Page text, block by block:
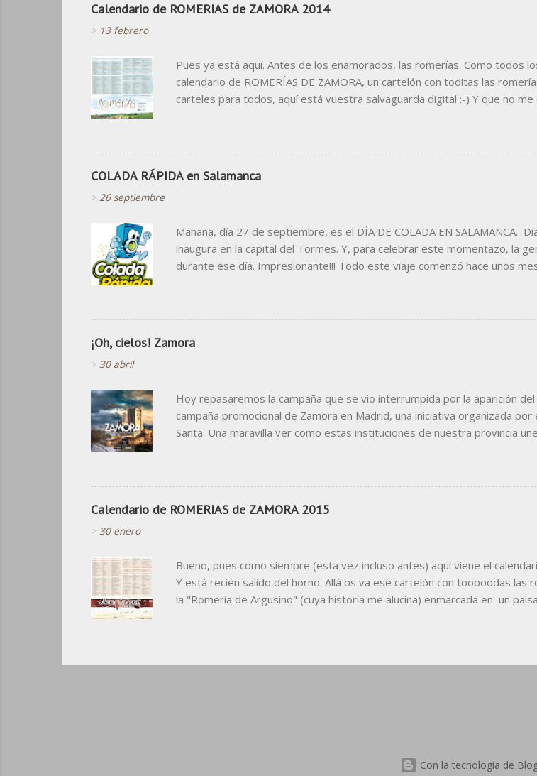
Calendario de ROMERIAS de ZAMORA 2014
> 13 febrero
Pues ya está aquí. Antes de los enamorados, las romerías. Como todos
calendario de ROMERÍAS DE ZAMORA, un cartelón con toditas las
carteles para todos, aquí está vuestra salvaguarda digital ;-) Y que no
calendario para algo que no sea vuestro uso personal (que alguno ya lo
COLADA RÁPIDA en Salamanca
> 26 septiembre
Mañana, día 27 de septiembre, es el DÍA DE COLADA EN SALAMANCA.
inaugura en la capital del Tormes. Y, para celebrar este momentazo, la
durante ese día. Impresionante!!! Todo este viaje comenzó hace unos
el principio, cosa que ojalá ocurriera todos los días :-) Con el nombre
colorista y de estilo cómic sobre la idea de una lavadora acelerá. Tras
¡Oh, cielos! Zamora
> 30 abril
Hoy repasaremos la campaña que se vio interrumpida por la aparición
campaña promocional de Zamora en Madrid, una iniciativa organizada
Santa. Una maravilla ver como estas instituciones de nuestra provincia
"¡Oh, cielos! " fue pensada como escape visual para todos los usuarios
noventa se popularizó "de Madrid al cielo" una castiza muletilla que hoy
Calendario de ROMERIAS de ZAMORA 2015
> 30 enero
Bueno, pues como siempre (esta vez incluso antes) aquí viene el
Y está recién salido del horno. Allá os va ese cartelón con tooooodas
la "Romería de Argusino" (cuya historia me alucina) enmarcada en un
calendario para algo que no sea vuestro uso personal (que sigue
Con la tecnología de